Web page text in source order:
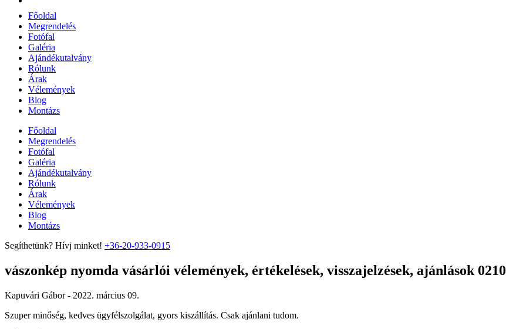
Főoldal
Megrendelés
Fotófal
Galéria
Ajándékutalvány
Rólunk
Árak
Vélemények
Blog
Montázs
Főoldal
Megrendelés
Fotófal
Galéria
Ajándékutalvány
Rólunk
Árak
Vélemények
Blog
Montázs
Segíthetünk? Hívj minket! +36-20-933-0915
vászonkép nyomda vásárlói vélemények, értékelések, visszajelzések, ajánlások 0210
Kapuvári Gábor - 2022. március 09.
Szuper minőség, kedves ügyfélszolgálat, gyors kiszállítás. Csak ajánlani tudom.